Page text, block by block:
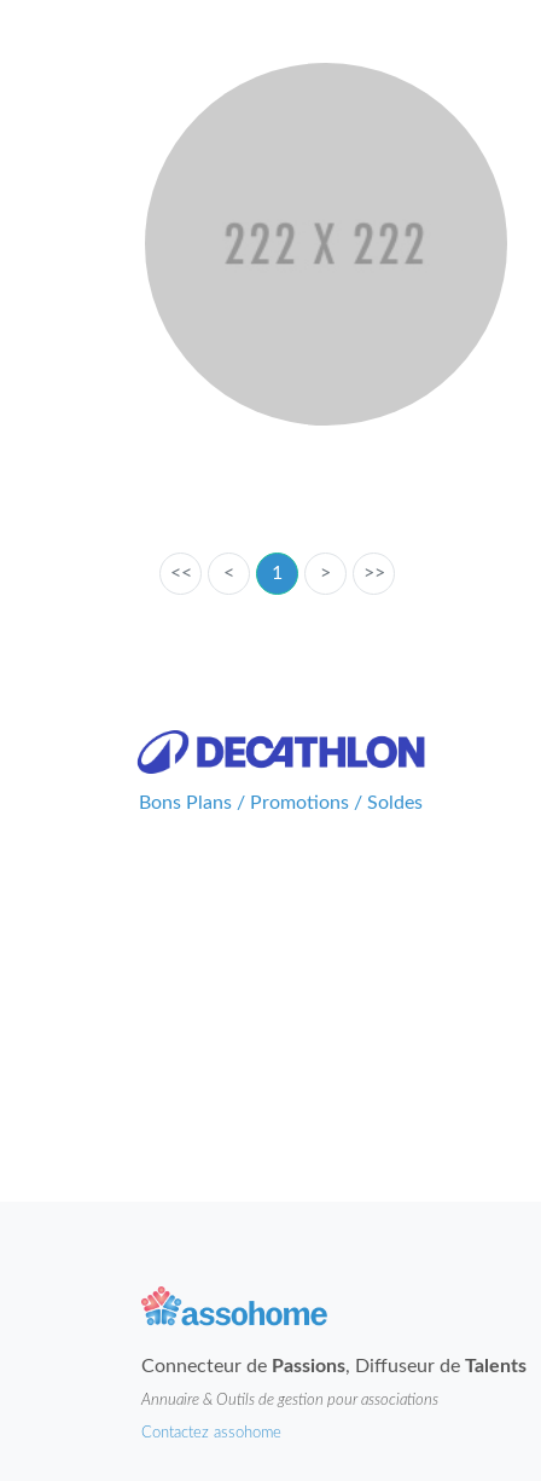
<< < 1 > >>
Bons Plans / Promotions / Soldes
Connecteur de Passions, Diffuseur de Talents
Annuaire & Outils de gestion pour associations
Contactez assohome